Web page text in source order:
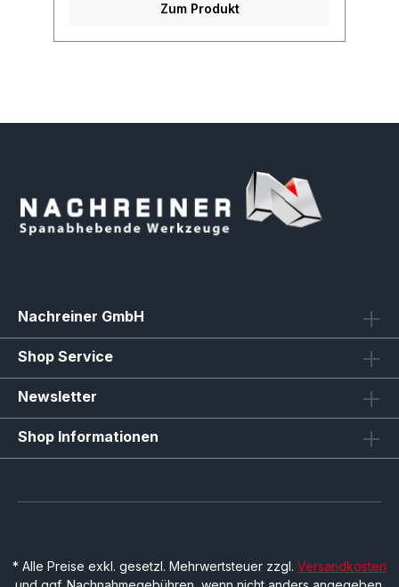
Zum Produkt
Nachreiner GmbH
Shop Service
Newsletter
Shop Informationen
* Alle Preise exkl. gesetzl. Mehrwertsteuer zzgl. Versandkosten